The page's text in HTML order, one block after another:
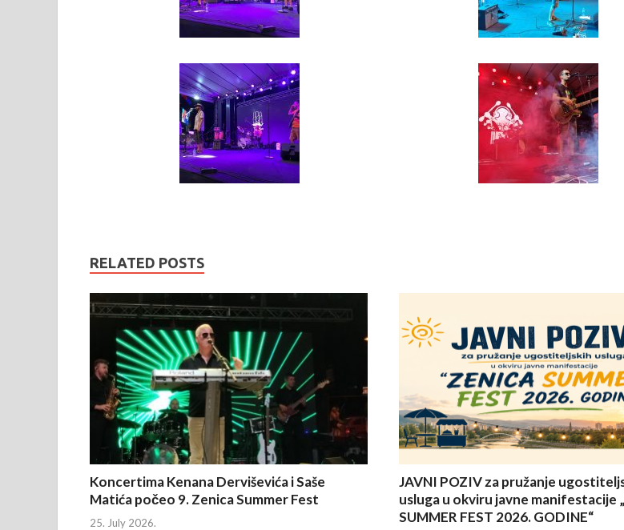
RELATED POSTS
Koncertima Kenana Derviševića i Saše
Matića počeo 9. Zenica Summer Fest
25. July 2026.
JAVNI POZIV za pružanje
usluga u okviru javne manifestacije
SUMMER FEST 2026. GODINE“